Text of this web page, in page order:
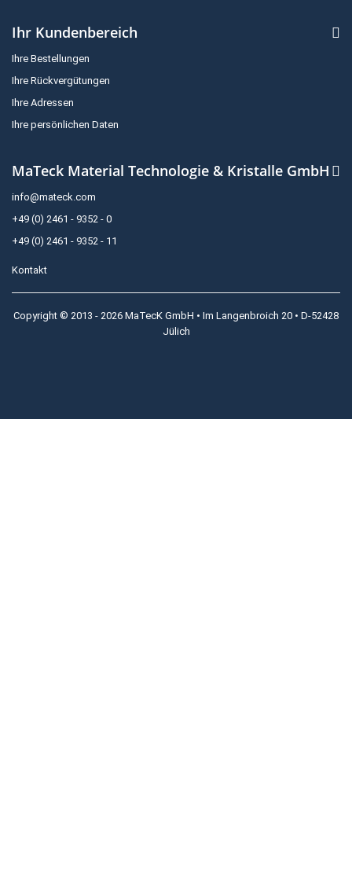
Ihr Kundenbereich
Ihre Bestellungen
Ihre Rückvergütungen
Ihre Adressen
Ihre persönlichen Daten
MaTeck Material Technologie & Kristalle GmbH
info@mateck.com
+49 (0) 2461 - 9352 - 0
+49 (0) 2461 - 9352 - 11
Kontakt
Copyright © 2013 - 2026 MaTecK GmbH • Im Langenbroich 20 • D-52428
Jülich